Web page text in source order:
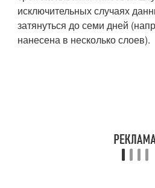
исключительных случаях
затянуться до семи дней
нанесена в несколько слоев).